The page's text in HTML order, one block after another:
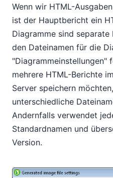
Wenn wir HTML-
ist der Hauptbericht ein
Diagramme sind
den Dateinamen für die
"Diagrammeinstellungen"
mehrere HTML-Berichte
Server speichern
unterschiedliche
Andernfalls verwendet
Standardnamen und
Version.